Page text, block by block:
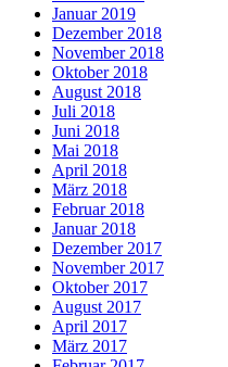
Januar 2019
Dezember 2018
November 2018
Oktober 2018
August 2018
Juli 2018
Juni 2018
Mai 2018
April 2018
März 2018
Februar 2018
Januar 2018
Dezember 2017
November 2017
Oktober 2017
August 2017
April 2017
März 2017